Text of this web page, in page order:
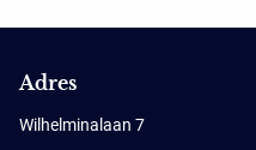
Adres
Wilhelminalaan 7